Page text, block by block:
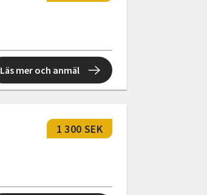
Läs mer och anmäl
1 300 SEK